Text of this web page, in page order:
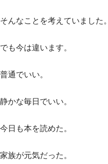
そんなことを考えていました。
でも今は違います。
普通でいい。
静かな毎日でいい。
今日も本を読めた。
家族が元気だった。